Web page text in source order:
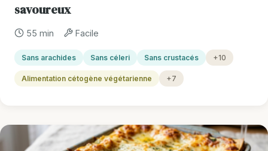
savoureux
55 min Facile
Sans arachides Sans céleri Sans crustacés +10
Alimentation cétogène végétarienne +7